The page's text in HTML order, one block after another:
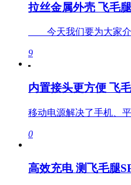
拉丝金属外壳 飞毛
今天我们要为大家介
9
内置接头更方便 飞
移动电源解决了手机、
0
高效充电 测飞毛腿